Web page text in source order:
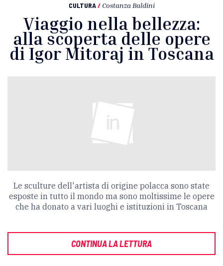
CULTURA / Costanza Baldini
Viaggio nella bellezza:
alla scoperta delle opere
di Igor Mitoraj in Toscana
Le sculture dell'artista di origine polacca sono state
esposte in tutto il mondo ma sono moltissime le opere
che ha donato a vari luoghi e istituzioni in Toscana
CONTINUA LA LETTURA